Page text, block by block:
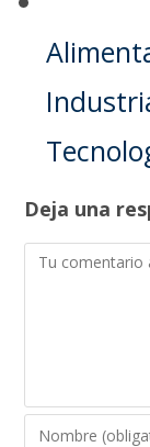
Deja una